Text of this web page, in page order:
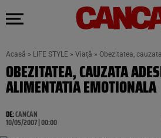
Acasă » LIFE STYLE » Viață » Obezitatea,
OBEZITATEA, CAUZATA
ALIMENTATIA EMOTIONALA
DE:CANCAN
10/05/2007 | 00:00